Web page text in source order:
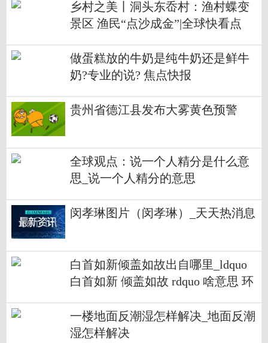
乡村之美丨洞头东岙村：渔村蝶变
景区 渔民“点沙成金”|全球快看点
做蛋糕放的牛奶是纯牛奶还是鲜牛
奶?专业的说? 焦点快报
贵州省德江县发布大雾黄色预警
全球观点：说一个人精分是什么意
思_说一个人精分的意思
闵孝琳图片（闵孝琳）_天天热消息
白首如新倾盖如故出自哪里_ldquo
白首如新 倾盖如故 rdquo 啥意思 环
一楼地面反潮湿怎样解决_地面反潮
湿怎样解决